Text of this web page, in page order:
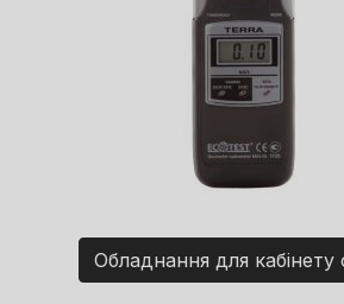
Обладнання для кабінету